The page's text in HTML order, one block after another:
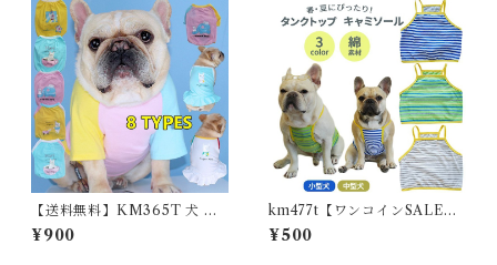
【送料無料】KM365T 犬 春
夏服 中型犬 フレンチブルドッ
グ フレブル タンクトップ キャ
¥900
km477t【ワンコインSALE、
返品交換不可】犬 フレンチブ
ルドッグ 春夏 キャミソール タ
¥500